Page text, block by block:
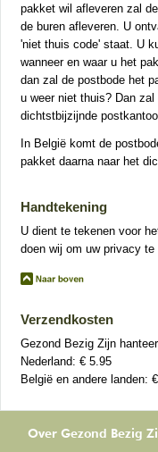
pakket wil afleveren zal
de buren afleveren. U
'niet thuis code' staat. U
wanneer en waar u het
dan zal de postbode het
u weer niet thuis? Dan
dichtstbijzijnde
In België komt de
pakket daarna naar het
Handtekening
U dient te tekenen voor
doen wij om uw privacy te
Verzendkosten
Gezond Bezig Zijn
Nederland: € 5.95
België en andere landen:
Over Gezond Bezig